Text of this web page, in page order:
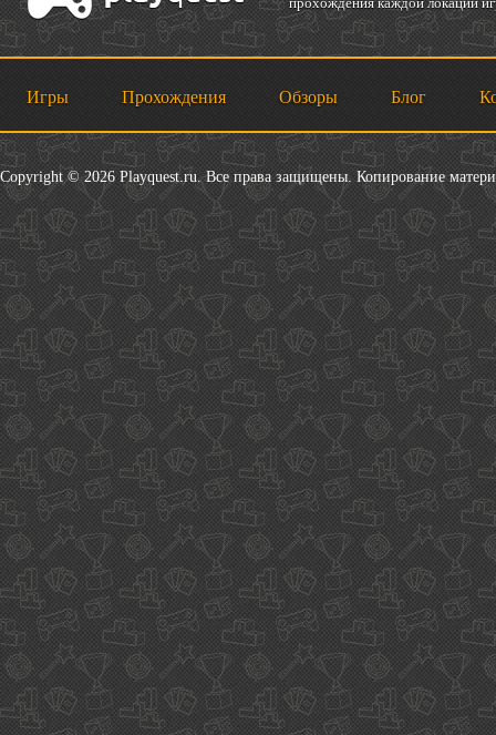
Игры Прохождения Обзоры Блог
Copyright © 2026 Playquest.ru. Все права защищены. Копирование